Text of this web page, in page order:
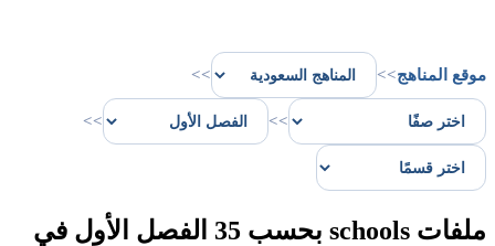
موقع المناهج>>
>>
>>
>>
ملفات schools بحسب 35 الفصل الأول في